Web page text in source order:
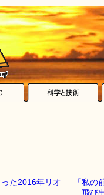
た2016年リオ
「私の
飛び